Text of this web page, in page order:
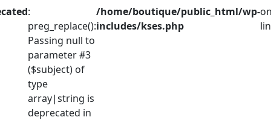
:
preg_replace():
Passing null to
parameter #3
($subject) of
type
array|string is
deprecated in
/home/boutique/public_html/wp-
includes/kses.php